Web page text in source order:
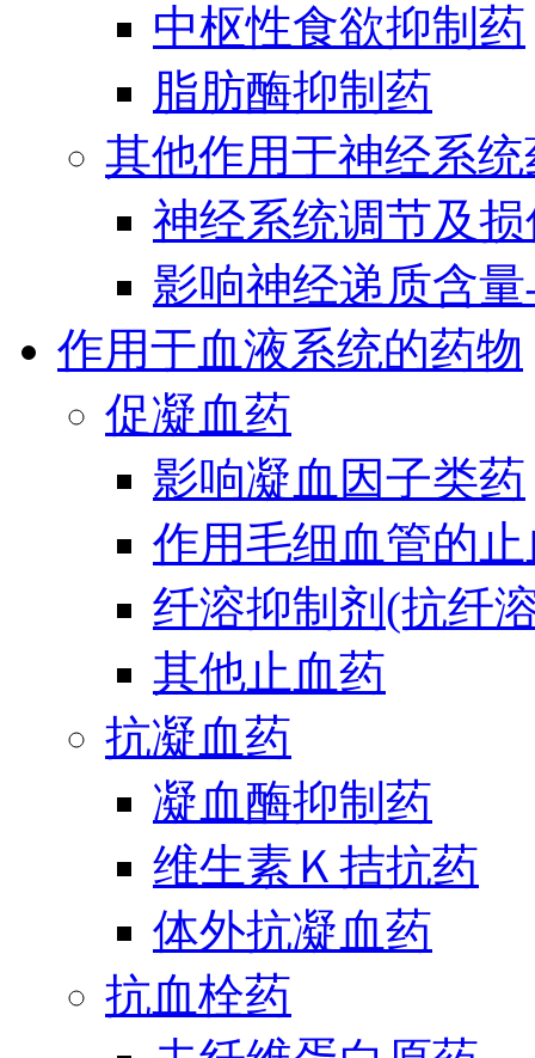
中枢性食欲抑制药
脂肪酶抑制药
其他作用于神经系统
神经系统调节及
影响神经递质含
作用于血液系统的药物
促凝血药
影响凝血因子类药
作用毛细血管的
纤溶抑制剂(抗纤
其他止血药
抗凝血药
凝血酶抑制药
维生素Ｋ拮抗药
体外抗凝血药
抗血栓药